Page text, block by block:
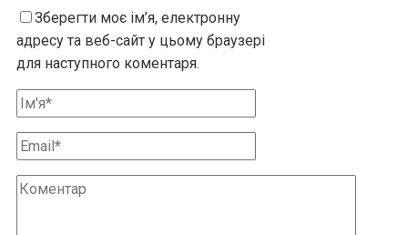
Зберегти моє ім’я, електронну
адресу та веб-сайт у цьому браузері
для наступного коментаря.